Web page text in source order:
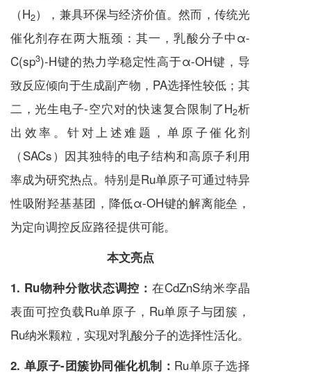
（H2），兼具环保与经济价值。然而，传统光
催化剂存在两大瓶颈：其一，乳酸分子中α-
C(sp3)-H键的热力学稳定性高于α-OH键，导
致反应倾向于生成副产物，PA选择性较低；其
二，光生电子-空穴对的快速复合限制了H2析
出效率。针对上述难题，单原子催化剂
（SACs）因其独特的电子结构和高原子利用
率成为研究热点。特别是Ru单原子可通过特异
性吸附羟基基团，降低α-OH键的解离能垒，
为定向调控反应路径提供可能。
本文亮点
1. Ru物种分散状态调控：在CdZnS纳米孪晶
表面可控负载Ru单原子，Ru单原子与团簇，
Ru纳米颗粒，实现对乳酸分子的选择性活化。
2. 单原子-团簇协同催化机制： Ru单原子选择